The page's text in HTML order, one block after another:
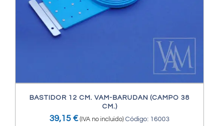
BASTIDOR 12 CM. VAM-BARUDAN (CAMPO 38
CM.)
39,15 € (IVA no incluido) Código: 16003